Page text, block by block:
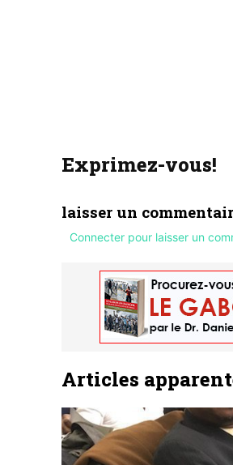
Exprimez-vous!
laisser un
Connecter pour laisser un
Articles